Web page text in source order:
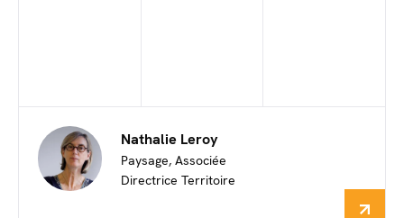
Nathalie Leroy
Paysage, Associée
Directrice Territoire